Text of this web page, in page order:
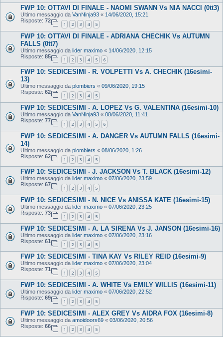
FWP 10: OTTAVI DI FINALE - NAOMI SWANN Vs NIA NACCI (0tt3)
Ultimo messaggio da VanNinja93 « 14/06/2020, 15:21
Risposte: 72
1 2 3 4 5
FWP 10: OTTAVI DI FINALE - ADRIANA CHECHIK Vs AUTUMN
FALLS (0tt7)
Ultimo messaggio da lider maximo « 14/06/2020, 12:15
Risposte: 85
1 2 3 4 5 6
FWP 10: SEDICESIMI - R. VOLPETTI Vs A. CHECHIK (16esimi-
13)
Ultimo messaggio da plombiers « 09/06/2020, 19:15
Risposte: 62
1 2 3 4 5
FWP 10: SEDICESIMI - A. LOPEZ Vs G. VALENTINA (16esimi-10)
Ultimo messaggio da VanNinja93 « 08/06/2020, 11:41
Risposte: 77
1 2 3 4 5 6
FWP 10: SEDICESIMI - A. DANGER Vs AUTUMN FALLS (16esimi-
14)
Ultimo messaggio da plombiers « 08/06/2020, 1:26
Risposte: 62
1 2 3 4 5
FWP 10: SEDICESIMI - J. JACKSON Vs T. BLACK (16esimi-12)
Ultimo messaggio da lider maximo « 07/06/2020, 23:59
Risposte: 67
1 2 3 4 5
FWP 10: SEDICESIMI - N. NICE Vs ANISSA KATE (16esimi-15)
Ultimo messaggio da lider maximo « 07/06/2020, 23:25
Risposte: 73
1 2 3 4 5
FWP 10: SEDICESIMI - A. LA SIRENA Vs J. JANSON (16esimi-16)
Ultimo messaggio da lider maximo « 07/06/2020, 23:16
Risposte: 61
1 2 3 4 5
FWP 10: SEDICESIMI - TINA KAY Vs RILEY REID (16esimi-9)
Ultimo messaggio da lider maximo « 07/06/2020, 23:04
Risposte: 71
1 2 3 4 5
FWP 10: SEDICESIMI - A. WHITE Vs EMILY WILLIS (16esimi-11)
Ultimo messaggio da lider maximo « 07/06/2020, 22:52
Risposte: 69
1 2 3 4 5
FWP 10: SEDICESIMI - ALEX GREY Vs AIDRA FOX (16esimi-8)
Ultimo messaggio da amoidoors69 « 03/06/2020, 20:56
Risposte: 66
1 2 3 4 5